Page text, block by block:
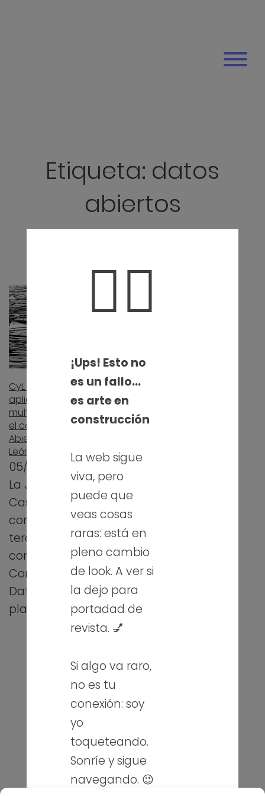
Etiqueta: datos
abiertos
CyL digital, una
aplicación
multiplataforma para
el concurso de Datos
Abiertos de Castilla y
León
05/04/2019
La Junta de
Castilla y León ha
convocado por
tercer año
consecutivo el III
Concurso de
Datos Abiertos. El
plazo…
Sobre mí
Blog
Puedes seguirme en mis redes
sociales
🤦‍♀️
¡Ups! Esto no
es un fallo…
es arte en
construcción
La web sigue
viva, pero
puede que
veas cosas
raras: está en
pleno cambio
de look. A ver si
la dejo para
portadad de
revista. 💅
Si algo va raro,
no es tu
conexión: soy
yo
toqueteando.
Sonríe y sigue
navegando. 😉